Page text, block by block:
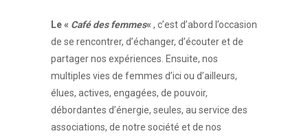
Le « Café des femmes« , c’est d’abord l’occasion
de se rencontrer, d’échanger, d’écouter et de
partager nos expériences. Ensuite, nos
multiples vies de femmes d’ici ou d’ailleurs,
élues, actives, engagées, de pouvoir,
débordantes d’énergie, seules, au service des
associations, de notre société et de nos